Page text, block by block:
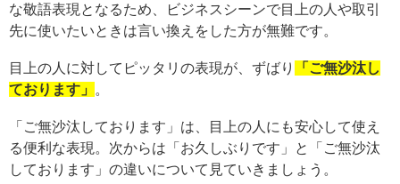
な敬語表現となるため、ビジネスシーンで目上の人や取引
先に使いたいときは言い換えをした方が無難です。
目上の人に対してピッタリの表現が、ずばり
「ご無沙汰し
ております」
。
「ご無沙汰しております」は、目上の人にも安心して使え
る便利な表現。次からは「お久しぶりです」と「ご無沙汰
しております」の違いについて見ていきましょう。